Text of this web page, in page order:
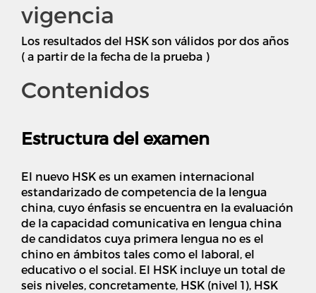
vigencia
Los resultados del HSK son válidos por dos años
( a partir de la fecha de la prueba )
Contenidos
Estructura del examen
El nuevo HSK es un examen internacional
estandarizado de competencia de la lengua
china, cuyo énfasis se encuentra en la evaluación
de la capacidad comunicativa en lengua china
de candidatos cuya primera lengua no es el
chino en ámbitos tales como el laboral, el
educativo o el social. El HSK incluye un total de
seis niveles, concretamente, HSK (nivel 1), HSK